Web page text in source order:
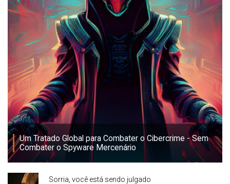
Um Tratado Global para Combater o Cibercrime - Sem
Combater o Spyware Mercenário
Sorria, você está sendo julgado